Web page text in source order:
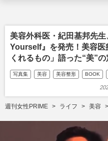
美容外科医・紀田基邦先
Yourself』を発売！美容医
くれるもの」語った“美”
写真集 美容 美容整形 BOOK
週刊女性PRIME ライフ 美容